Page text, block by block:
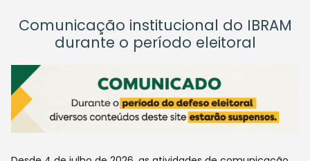
Comunicação institucional do IBRAM
durante o período eleitoral